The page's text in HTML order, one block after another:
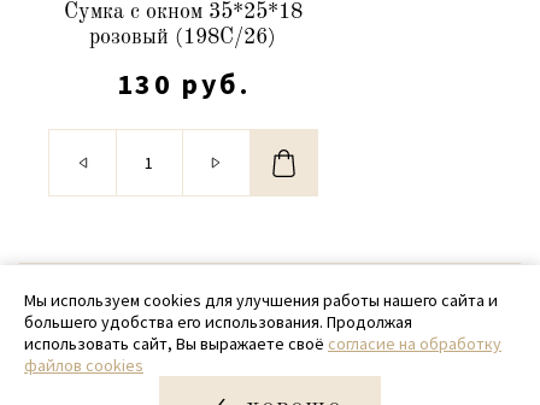
Сумка с окном 35*25*18
розовый (198C/26)
130 руб.
© 2020 - 2026 SamPack
+ 7 (918) 699-97-87
zakaz@sampack.store
Мы используем cookies для улучшения работы нашего сайта и
большего удобства его использования. Продолжая
использовать сайт, Вы выражаете своё согласие на обработку
файлов cookies